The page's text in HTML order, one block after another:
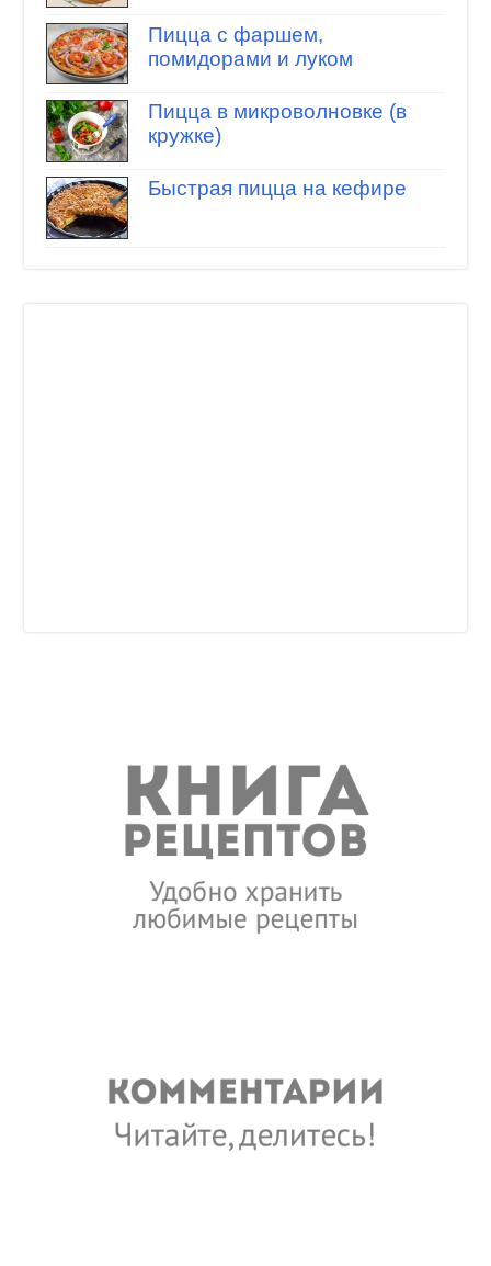
Пицца с фаршем,
помидорами и луком
Пицца в микроволновке (в
кружке)
Быстрая пицца на кефире